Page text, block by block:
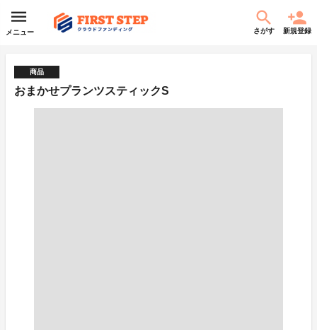
メニュー さがす 新規登録
商品
おまかせプランツスティックS